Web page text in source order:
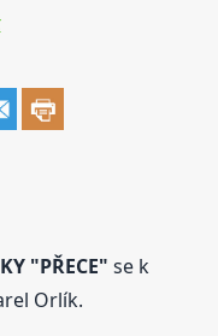
"PŘECE" se k
Orlík.